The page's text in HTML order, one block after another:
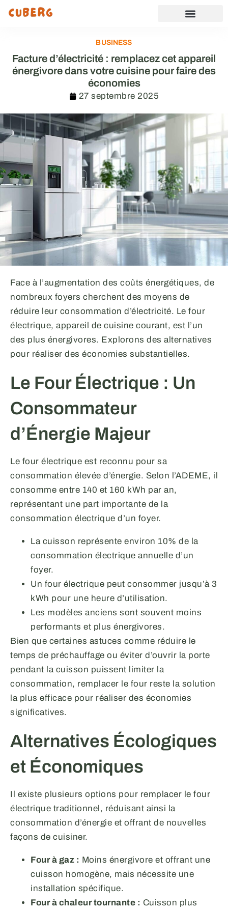
BUSINESS
Facture d’électricité : remplacez cet appareil
énergivore dans votre cuisine pour faire des
économies
27 septembre 2025
Face à l’augmentation des coûts énergétiques, de
nombreux foyers cherchent des moyens de
réduire leur consommation d’électricité. Le four
électrique, appareil de cuisine courant, est l’un
des plus énergivores. Explorons des alternatives
pour réaliser des économies substantielles.
Le Four Électrique : Un
Consommateur
d’Énergie Majeur
Le four électrique est reconnu pour sa
consommation élevée d’énergie. Selon l’ADEME, il
consomme entre 140 et 160 kWh par an,
représentant une part importante de la
consommation électrique d’un foyer.
La cuisson représente environ 10% de la
consommation électrique annuelle d’un
foyer.
Un four électrique peut consommer jusqu’à 3
kWh pour une heure d’utilisation.
Les modèles anciens sont souvent moins
performants et plus énergivores.
Bien que certaines astuces comme réduire le
temps de préchauffage ou éviter d’ouvrir la porte
pendant la cuisson puissent limiter la
consommation, remplacer le four reste la solution
la plus efficace pour réaliser des économies
significatives.
Alternatives Écologiques
et Économiques
Il existe plusieurs options pour remplacer le four
électrique traditionnel, réduisant ainsi la
consommation d’énergie et offrant de nouvelles
façons de cuisiner.
Four à gaz : Moins énergivore et offrant une
cuisson homogène, mais nécessite une
installation spécifique.
Four à chaleur tournante : Cuisson plus